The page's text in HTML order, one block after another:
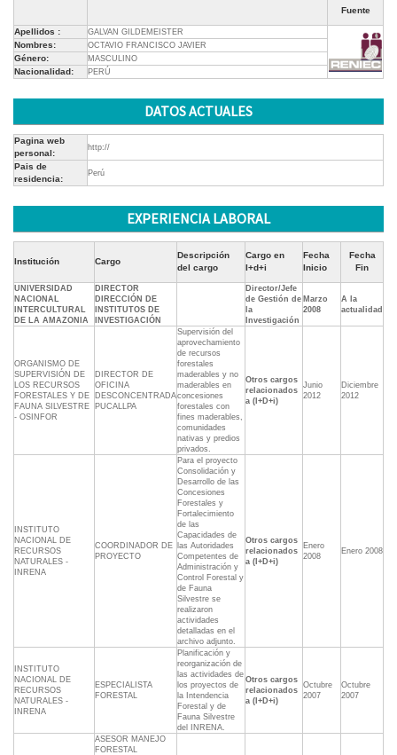
Fuente
Apellidos : GALVAN GILDEMEISTER
Nombres: OCTAVIO FRANCISCO JAVIER
Género: MASCULINO
Nacionalidad: PERÚ
DATOS ACTUALES
Pagina web
personal:
http://
Pais de
residencia:
Perú
EXPERIENCIA LABORAL
Institución Cargo
Descripción
del cargo
Cargo en
I+d+i
Fecha
Inicio
Fecha
Fin
UNIVERSIDAD
NACIONAL
INTERCULTURAL
DE LA AMAZONIA
DIRECTOR
DIRECCIÓN DE
INSTITUTOS DE
INVESTIGACIÓN
Director/Jefe
de Gestión de
la
Investigación
Marzo
2008
A la
actualidad
ORGANISMO DE
SUPERVISIÓN DE
LOS RECURSOS
FORESTALES Y DE
FAUNA SILVESTRE
- OSINFOR
DIRECTOR DE
OFICINA
DESCONCENTRADA
PUCALLPA
Supervisión del
aprovechamiento
de recursos
forestales
maderables y no
maderables en
concesiones
forestales con
fines maderables,
comunidades
nativas y predios
privados.
Otros cargos
relacionados
a (I+D+i)
Junio
2012
Diciembre
2012
INSTITUTO
NACIONAL DE
RECURSOS
NATURALES -
INRENA
COORDINADOR DE
PROYECTO
Para el proyecto
Consolidación y
Desarrollo de las
Concesiones
Forestales y
Fortalecimiento
de las
Capacidades de
las Autoridades
Competentes de
Administración y
Control Forestal y
de Fauna
Silvestre se
realizaron
actividades
detalladas en el
archivo adjunto.
Otros cargos
relacionados
a (I+D+i)
Enero
2008
Enero 2008
INSTITUTO
NACIONAL DE
RECURSOS
NATURALES -
INRENA
ESPECIALISTA
FORESTAL
Planificación y
reorganización de
las actividades de
los proyectos de
la Intendencia
Forestal y de
Fauna Silvestre
del INRENA.
Otros cargos
relacionados
a (I+D+i)
Octubre
2007
Octubre
2007
ASESOR MANEJO
FORESTAL